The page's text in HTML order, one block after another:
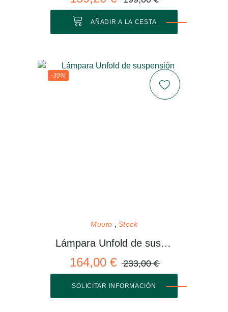
AÑADIR A LA CESTA
-30%
Muuto Stock
Lámpara Unfold de suspensión
164,00 € 233,00 €
SOLICITAR INFORMACIÓN